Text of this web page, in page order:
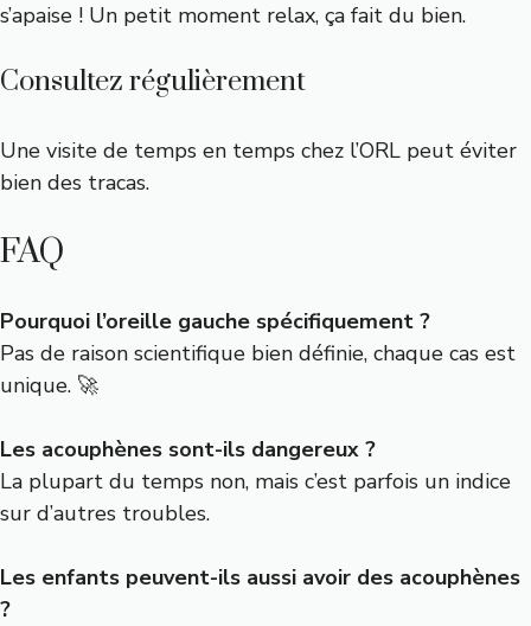
s’apaise ! Un petit moment relax, ça fait du bien.
Consultez régulièrement
Une visite de temps en temps chez l’ORL peut éviter
bien des tracas.
FAQ
Pourquoi l’oreille gauche spécifiquement ?
Pas de raison scientifique bien définie, chaque cas est
unique. 🚀
Les acouphènes sont-ils dangereux ?
La plupart du temps non, mais c’est parfois un indice
sur d’autres troubles.
Les enfants peuvent-ils aussi avoir des acouphènes
?